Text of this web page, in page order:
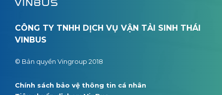
CÔNG TY TNHH DỊCH VỤ VẬN TẢI SINH THÁI
VINBUS
© Bản quyền Vingroup 2018
Chính sách bảo vệ thông tin cá nhân